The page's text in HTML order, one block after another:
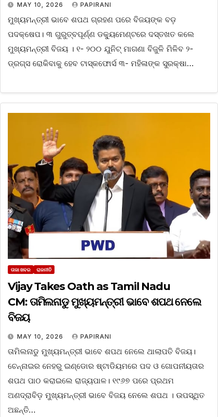
MAY 10, 2026 PAPIRANI
ମୁଖ୍ୟମନ୍ତ୍ରୀ ଭାବେ ଶପଥ ଗ୍ରହଣ ପରେ ବିଜୟଙ୍କ ବଡ଼
ପଦକ୍ଷେପ। ୩ ଗୁରୁତ୍ବପୂର୍ଣ୍ଣ ଡକ୍ୟୁମେଣ୍ଟରେ ଦସ୍ତଖତ କଲେ
ମୁଖ୍ୟମନ୍ତ୍ରୀ ବିଜୟ । ୧- ୨୦୦ ଯୁନିଟ୍ ମାଗଣା ବିଜୁଳି ମିଳିବ ୨-
ଡ୍ରଗ୍ସ ରୋକିବାକୁ ହେବ ଟାସ୍କଫୋର୍ସ ୩- ମହିଳାଙ୍କ ସୁରକ୍ଷା…
ତାଜା ଖବର ରାଜନୀତି
Vijay Takes Oath as Tamil Nadu
CM: ତାମିଲନାଡୁ ମୁଖ୍ୟମନ୍ତ୍ରୀ ଭାବେ ଶପଥ ନେଲେ
ବିଜୟ
MAY 10, 2026 PAPIRANI
ତାମିଲନାଡୁ ମୁଖ୍ୟମନ୍ତ୍ରୀ ଭାବେ ଶପଥ ନେଲେ ଥାଲାପତି ବିଜୟ।
ଚେନ୍ନାଇର ନେହରୁ ଇଣ୍ଡୋର ଷ୍ଟାଡିୟମରେ ପଦ ଓ ଗୋପନୀୟତାର
ଶପଥ ପାଠ କରାଇଲେ ରାଜ୍ୟପାଳ। ୧୯୬୭ ପରେ ପ୍ରଥମ
ଅଣଦ୍ରାବିଡ଼ ମୁଖ୍ୟମନ୍ତ୍ରୀ ଭାବେ ବିଜୟ ନେଲେ ଶପଥ । ଉପସ୍ଥିତ
ଅଛନ୍ତି…